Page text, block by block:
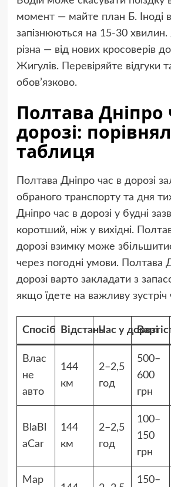
момент — майте план Б. Іноді
запізнюються на 15-30 хвилин.
різна — від нових кросоверів
Жигулів. Перевіряйте відгуки
обов’язково.
Полтава Дніпро
дорозі:
таблиця
Полтава Дніпро час в дорозі
обраного транспорту та дня
Дніпро час в дорозі у будні
коротший, ніж у вихідні.
дорозі взимку може
через погодні умови. Полтава
дорозі варто закладати з
якщо їдете на важливу зустріч
Спосіб ВідстаньЧас у дорозі
Влас
не
авто
144
км
2–2,5
год
500–
600
грн
BlaBl
aCar
144
км
2–2,5
год
100–
150
грн
Мар
150–